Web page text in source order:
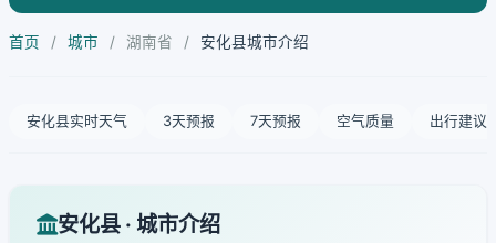
首页 / 城市 / 湖南省 / 安化县城市介绍
安化县实时天气 3天预报 7天预报 空气质量 出行建议
安化县 · 城市介绍